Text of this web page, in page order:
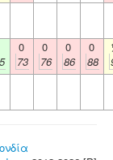
0
73
0
76
0
86
0
88